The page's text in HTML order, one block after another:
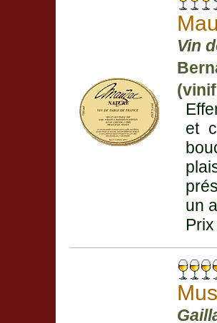
Vin
et
un